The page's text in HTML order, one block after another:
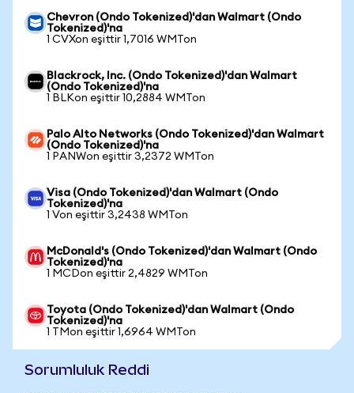
Chevron (Ondo Tokenized)'dan Walmart (Ondo
Tokenized)'na
1 CVXon eşittir 1,7016 WMTon
Blackrock, Inc. (Ondo Tokenized)'dan Walmart
(Ondo Tokenized)'na
1 BLKon eşittir 10,2884 WMTon
Palo Alto Networks (Ondo Tokenized)'dan Walmart
(Ondo Tokenized)'na
1 PANWon eşittir 3,2372 WMTon
Visa (Ondo Tokenized)'dan Walmart (Ondo
Tokenized)'na
1 Von eşittir 3,2438 WMTon
McDonald's (Ondo Tokenized)'dan Walmart (Ondo
Tokenized)'na
1 MCDon eşittir 2,4829 WMTon
Toyota (Ondo Tokenized)'dan Walmart (Ondo
Tokenized)'na
1 TMon eşittir 1,6964 WMTon
Sorumluluk Reddi